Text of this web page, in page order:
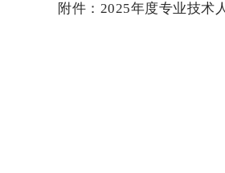
附件：2025年度专业技术